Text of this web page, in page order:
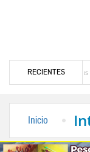
RECIENTES
Centroamericanos y del
Inicio